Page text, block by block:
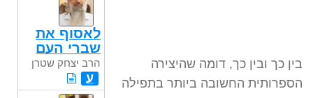
בין כך ובין כך, דומה שהיצירה
הספרותית החשובה ביותר בתפילה
לאסוף את
שברי העם
הרב יצחק שטרן
ע